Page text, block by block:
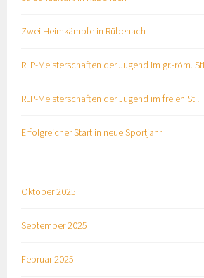
Zwei Heimkämpfe in Rübenach
RLP-Meisterschaften der Jugend im gr.-röm.
RLP-Meisterschaften der Jugend im freien Stil
Erfolgreicher Start in neue Sportjahr
Oktober 2025
September 2025
Februar 2025